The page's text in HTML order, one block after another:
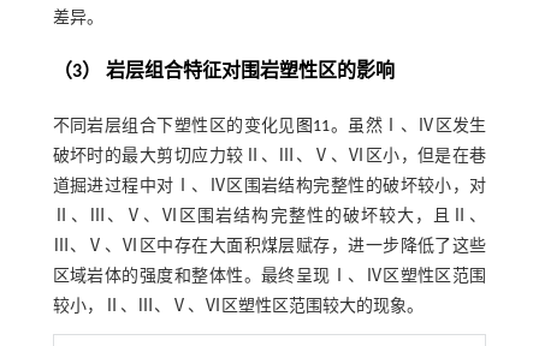
差异。
（3） 岩层组合特征对围岩塑性区的影响
不同岩层组合下塑性区的变化见 图11。虽然Ⅰ、Ⅳ区发生
破坏时的最大剪切应力较Ⅱ、Ⅲ、Ⅴ、Ⅵ区小，但是在巷
道掘进过程中对Ⅰ、Ⅳ区围岩结构完整性的破坏较小，对
Ⅱ、Ⅲ、Ⅴ、Ⅵ区围岩结构完整性的破坏较大，且Ⅱ、
Ⅲ、Ⅴ、Ⅵ区中存在大面积煤层赋存，进一步降低了这些
区域岩体的强度和整体性。最终呈现Ⅰ、Ⅳ区塑性区范围
较小，Ⅱ、Ⅲ、Ⅴ、Ⅵ区塑性区范围较大的现象。